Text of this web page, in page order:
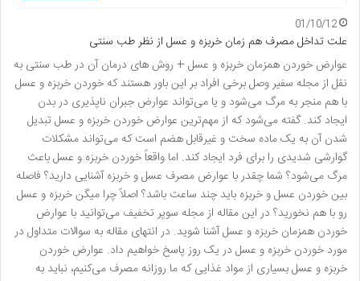
01/10/12
علت تداخل مصرف هم زمان خربزه و عسل از نظر طب سنتی
عوارض خوردن همزمان خربزه و عسل + روش های درمان آن در طب سنتی به
نقل از مجله سفیر وصل برخی افراد بر این باور هستند که خوردن خربزه و عسل
با هم منجر به مرگ می‌شود و یا می‌تواند عوارض جبران ناپذیری در بدن
ایجاد کند. گفته می‌شود که از مهم‌ترین عوارض خوردن خربزه و عسل تبدیل
شدن آن به یک ماده سخت و غیرقابل هضم است که می‌تواند مشکلات
گوارشی شدیدی را برای فرد ایجاد کند. اما واقعاً خوردن خربزه و عسل باعث
مرگ می‌شود؟ شما چقدر با عوارض مصرف عسل و خربزه آشنایی دارید؟ فاصله
بین خوردن عسل و خربزه باید چند ساعت باشد؟ اصلاً چرا میگن خربزه و عسل
رو با هم نخورید؟ در این مقاله از مجله سوپر تخفیف می‌توانید با عوارض
خوردن همزمان خربزه و عسل آشنا شوید. در انتهای مقاله به سوالات متداول در
مورد خوردن خربزه و عسل در یک روز پاسخ خواهیم داد. عوارض خوردن
خربزه و عسل بسیاری از مواد غذایی که ما روزانه مصرف می‌کنیم، نباید به